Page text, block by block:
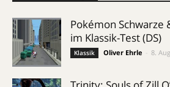
Pokémon Schwarze
im Klassik-Test (DS)
Klassik Oliver Ehrle 8.